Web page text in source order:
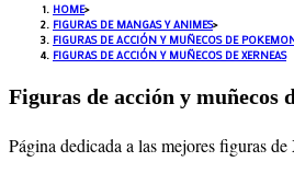
HOME>
FIGURAS DE MANGAS Y ANIMES>
FIGURAS DE ACCIÓN Y MUÑECOS DE
FIGURAS DE ACCIÓN Y MUÑECOS DE XERNEAS
Figuras de acción y muñecos
Página dedicada a las mejores figuras